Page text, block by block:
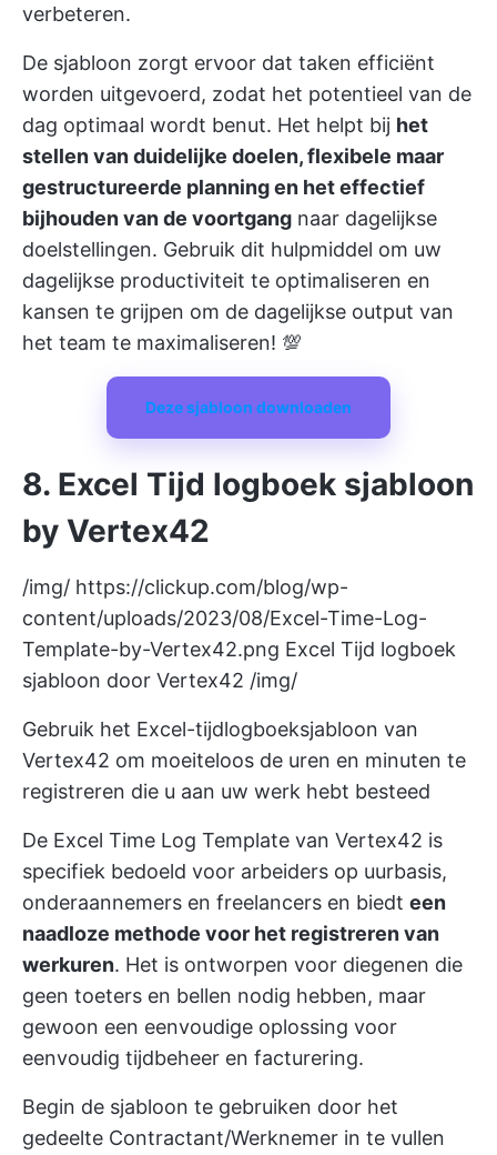
verbeteren.
De sjabloon zorgt ervoor dat taken efficiënt
worden uitgevoerd, zodat het potentieel van de
dag optimaal wordt benut. Het helpt bij het
stellen van duidelijke doelen, flexibele maar
gestructureerde planning en het effectief
bijhouden van de voortgang naar dagelijkse
doelstellingen. Gebruik dit hulpmiddel om uw
dagelijkse productiviteit te optimaliseren en
kansen te grijpen om de dagelijkse output van
het team te maximaliseren! 💯
Deze sjabloon downloaden
8. Excel Tijd logboek sjabloon
by Vertex42
/img/ https://clickup.com/blog/wp-
content/uploads/2023/08/Excel-Time-Log-
Template-by-Vertex42.png Excel Tijd logboek
sjabloon door Vertex42 /img/
Gebruik het Excel-tijdlogboeksjabloon van
Vertex42 om moeiteloos de uren en minuten te
registreren die u aan uw werk hebt besteed
De Excel Time Log Template van Vertex42 is
specifiek bedoeld voor arbeiders op uurbasis,
onderaannemers en freelancers en biedt een
naadloze methode voor het registreren van
werkuren. Het is ontworpen voor diegenen die
geen toeters en bellen nodig hebben, maar
gewoon een eenvoudige oplossing voor
eenvoudig tijdbeheer en facturering.
Begin de sjabloon te gebruiken door het
gedeelte Contractant/Werknemer in te vullen